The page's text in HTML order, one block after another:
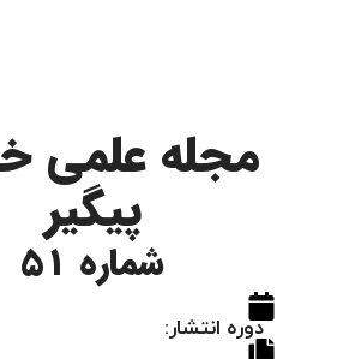
مجله علمی
پیگیر
شماره 51
دوره انتشار: